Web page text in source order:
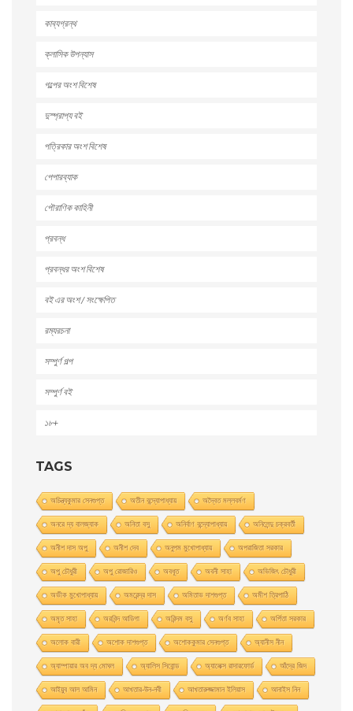
কাব্যগ্রন্থ
ক্লাসিক উপন্যাস
গল্পের অংশ বিশেষ
দুস্প্রাপ্য বই
পত্রিকার অংশ বিশেষ
পেপারব্যাক
পৌরাণিক কাহিনী
প্রবন্ধ
প্রবন্ধর অংশ বিশেষ
বই এর অংশ / সংক্ষেপিত
রম্যরচনা
সম্পুর্ণ গল্প
সম্পুর্ণ বই
১৮+
TAGS
অচিন্ত্যকুমার সেনগুপ্ত অতীন বন্দ্যোপাধ্যায় অদ্বৈত মল্লবর্মণ
অনরে দ্য বালজ্যাক অনিতা বসু অনির্বাণ বন্দ্যোপাধ্যায় অনিলেন্দু চক্রবর্তী
অনীশ দাস অপু অনীশ দেব অনুপম মুখোপাধ্যায় অপরাজিতা সরকার
অপু চৌধুরী অপু রােজারিও অবধূত অবনী সাহা অভিজিৎ চৌধুরী
অভীক মুখোপাধ্যায় অমরেন্দ্র দাস অমিতাভ দাশগুপ্ত অমীশ ত্রিপাঠি
অমৃত সাহা অরবিন্দ আডিগা অরিন্দম বসু অর্ণব সাহা অর্পিতা সরকার
অলোক বারী অশােক দাশগুপ্ত অশোককুমার সেনগুপ্ত অ্যানীস নীন
অ্যাম্পায়ার অব দ্য মােঘল অ্যালিস সিবােন্ড অ্যালেক্স রাদারফোর্ড আঁদ্রে জিদ
আইয়ুব আল আমিন আখতার-উন-নবী আখতারুজ্জামান ইলিয়াস আনাইস নিন